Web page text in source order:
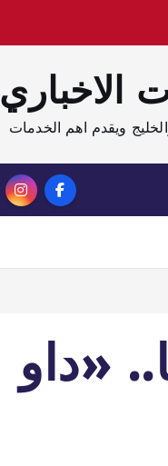
الاخباري
ويقدم اهم الخدمات
«داو